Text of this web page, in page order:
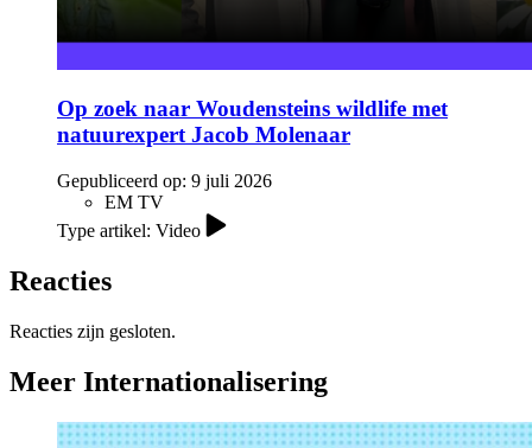
Op zoek naar Woudensteins wildlife met
natuurexpert Jacob Molenaar
Gepubliceerd op: 9 juli 2026
EM TV
Type artikel: Video
Reacties
Reacties zijn gesloten.
Meer Internationalisering